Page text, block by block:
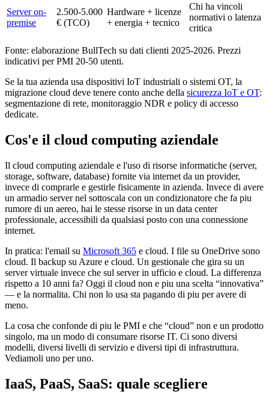
Server on-
premise
2.500-5.000
€ (TCO)
Hardware + licenze
+ energia + tecnico
Chi ha vincoli
normativi o latenza
critica
Fonte: elaborazione BullTech su dati clienti 2025-2026. Prezzi
indicativi per PMI 20-50 utenti.
Se la tua azienda usa dispositivi IoT industriali o sistemi OT, la
migrazione cloud deve tenere conto anche della sicurezza IoT e OT:
segmentazione di rete, monitoraggio NDR e policy di accesso
dedicate.
Cos'e il cloud computing aziendale
Il cloud computing aziendale e l'uso di risorse informatiche (server,
storage, software, database) fornite via internet da un provider,
invece di comprarle e gestirle fisicamente in azienda. Invece di avere
un armadio server nel sottoscala con un condizionatore che fa piu
rumore di un aereo, hai le stesse risorse in un data center
professionale, accessibili da qualsiasi posto con una connessione
internet.
In pratica: l'email su Microsoft 365 e cloud. I file su OneDrive sono
cloud. Il backup su Azure e cloud. Un gestionale che gira su un
server virtuale invece che sul server in ufficio e cloud. La differenza
rispetto a 10 anni fa? Oggi il cloud non e piu una scelta “innovativa”
— e la normalita. Chi non lo usa sta pagando di piu per avere di
meno.
La cosa che confonde di piu le PMI e che “cloud” non e un prodotto
singolo, ma un modo di consumare risorse IT. Ci sono diversi
modelli, diversi livelli di servizio e diversi tipi di infrastruttura.
Vediamoli uno per uno.
IaaS, PaaS, SaaS: quale scegliere